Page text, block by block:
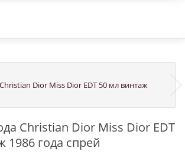
Dior Miss Dior EDT 50 мл винтаж
Christian Dior Miss Dior EDT
1986 года спрей